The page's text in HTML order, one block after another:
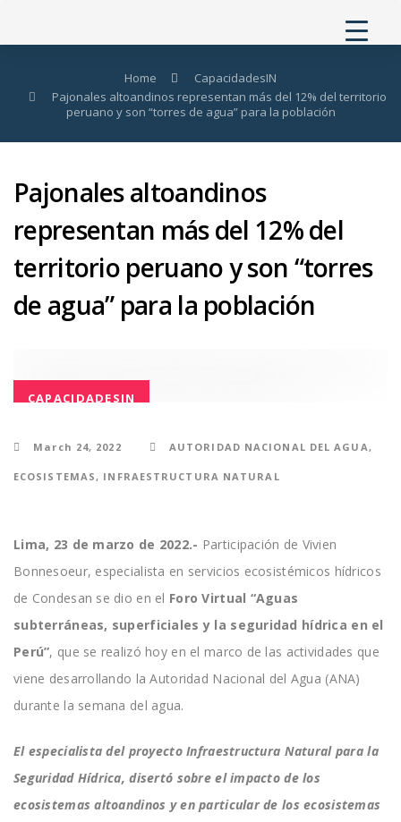
navigation
to
Home
CapacidadesIN
Pajonales altoandinos representan más del 12% del territorio
peruano y son “torres de agua” para la población
Pajonales altoandinos
representan más del 12% del
territorio peruano y son “torres
de agua” para la población
CAPACIDADESIN
March 24, 2022 AUTORIDAD NACIONAL DEL AGUA,
ECOSISTEMAS , INFRAESTRUCTURA NATURAL
Lima, 23 de marzo de 2022.- Participación de Vivien
Bonnesoeur, especialista en servicios ecosistémicos hídricos
de Condesan se dio en el Foro Virtual “Aguas
subterráneas, superficiales y la seguridad hídrica en el
Perú”, que se realizó hoy en el marco de las actividades que
viene desarrollando la Autoridad Nacional del Agua (ANA)
durante la semana del agua.
El especialista del proyecto Infraestructura Natural para la
Seguridad Hídrica, disertó sobre el impacto de los
ecosistemas altoandinos y en particular de los ecosistemas